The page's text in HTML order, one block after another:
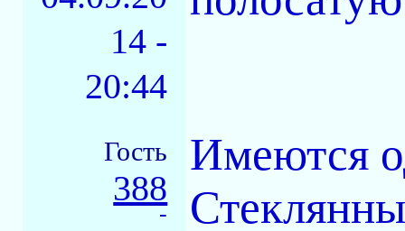
14 -
20:44
Гость
388
-
Имеются